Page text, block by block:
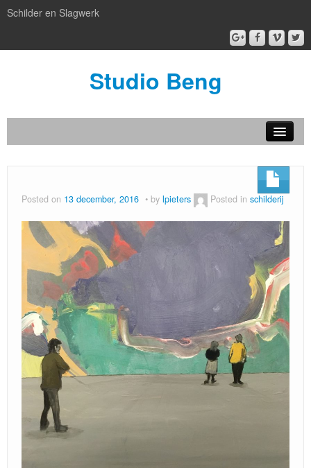
Schilder en Slagwerk
Studio Beng
Patronen
artful facilities
Kijken
Locatie / Contact
Posted on 13 december, 2016 by lpieters Posted in schilderij